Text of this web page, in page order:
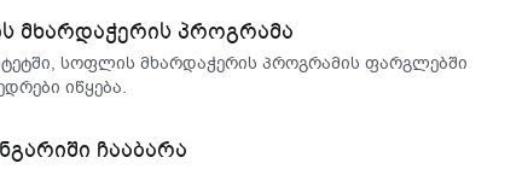
მხარდაჭერის პროგრამა
სოფლის მხარდაჭერის პროგრამის ფარგლებში
იწყება.
ჩააბარა